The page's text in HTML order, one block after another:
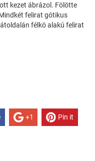
kezet ábrázol. Fölötte
felirat gótikus
félkö alakú felirat
+1 Pin it